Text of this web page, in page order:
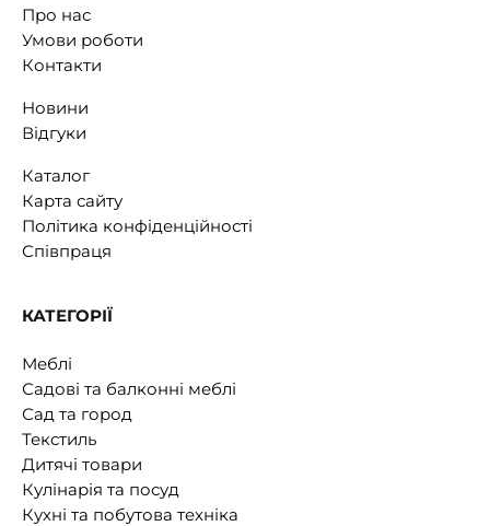
Про нас
Умови роботи
Контакти
Новини
Відгуки
Каталог
Карта сайту
Політика конфіденційності
Співпраця
КАТЕГОРІЇ
Меблі
Садові та балконні меблі
Сад та город
Текстиль
Дитячі товари
Кулінарія та посуд
Кухні та побутова техніка